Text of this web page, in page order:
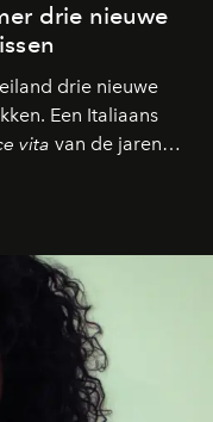
drie nieuwe
drie nieuwe
Een Italiaans
vita van de jaren
en de
nieuwe adressen
lunches tot